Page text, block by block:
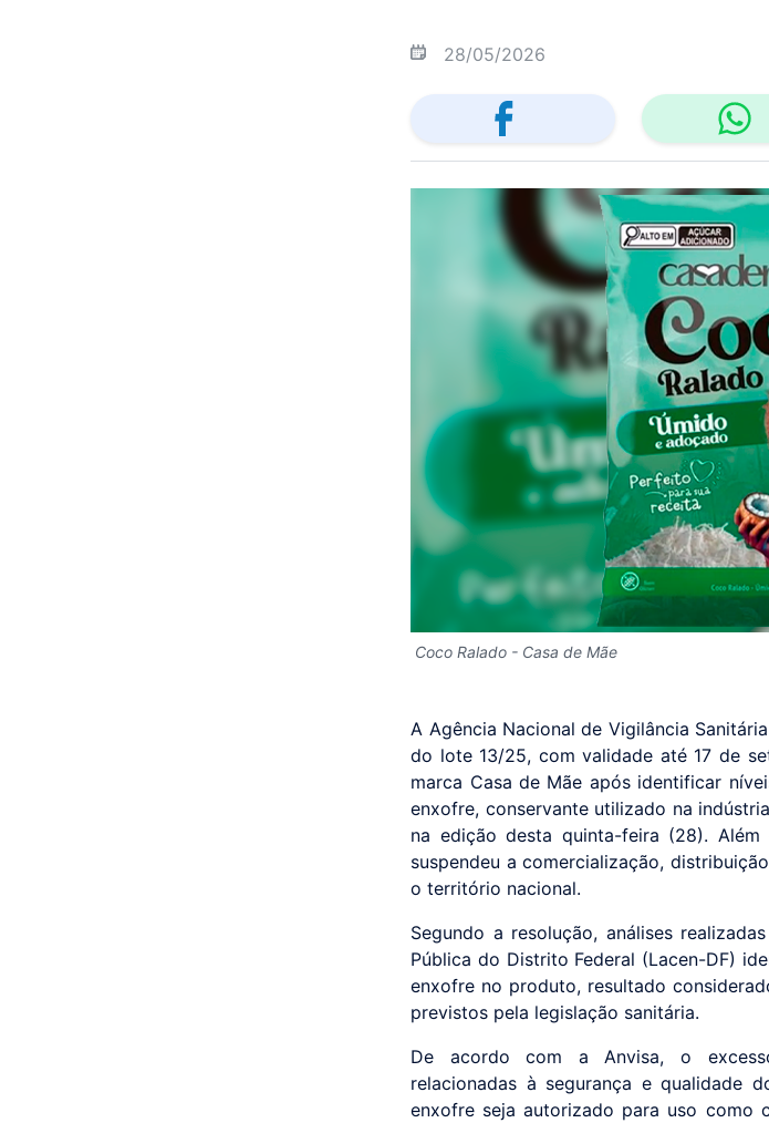
28/05/2026
Coco Ralado - Casa de Mãe
A Agência Nacional de Vigilância
do lote 13/25, com validade até 17 de
marca Casa de Mãe após identificar
enxofre, conservante utilizado na
na edição desta quinta-feira (28).
suspendeu a comercialização,
o território nacional.
Segundo a resolução, análises
Pública do Distrito Federal (Lacen-DF)
enxofre no produto, resultado
previstos pela legislação sanitária.
De acordo com a Anvisa, o
relacionadas à segurança e qualidade
enxofre seja autorizado para uso como